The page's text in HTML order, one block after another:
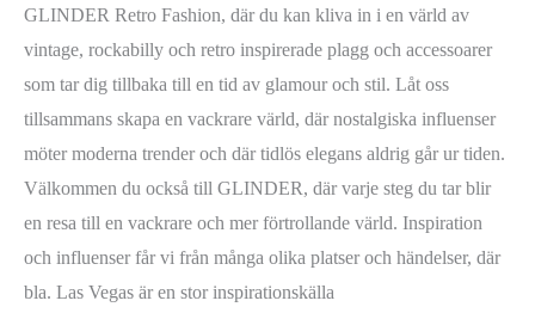
GLINDER Retro Fashion, där du kan kliva in i en värld av
vintage, rockabilly och retro inspirerade plagg och accessoarer
som tar dig tillbaka till en tid av glamour och stil. Låt oss
tillsammans skapa en vackrare värld, där nostalgiska influenser
möter moderna trender och där tidlös elegans aldrig går ur tiden.
Välkommen du också till GLINDER, där varje steg du tar blir
en resa till en vackrare och mer förtrollande värld. Inspiration
och influenser får vi från många olika platser och händelser, där
bla. Las Vegas är en stor inspirationskälla